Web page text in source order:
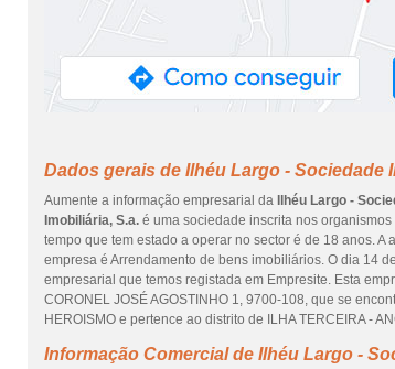
Dados gerais de Ilhéu Largo - Sociedade
Aumente a informação empresarial da Ilhéu Largo -
Imobiliária, S.a. é uma sociedade inscrita nos
tempo que tem estado a operar no sector é de 18 anos.
empresa é Arrendamento de bens imobiliários. O dia 14
empresarial que temos registada em Empresite. Esta
CORONEL JOSÉ AGOSTINHO 1, 9700-108, que se
HEROISMO e pertence ao distrito de ILHA TERCEIRA -
Informação Comercial de Ilhéu Largo -